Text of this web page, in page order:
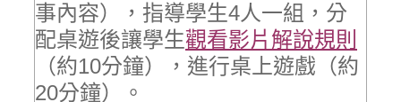
事內容），指導學生4人一組，分
配桌遊後讓學生觀看影片解說規則
（約10分鐘），進行桌上遊戲（約
20分鐘）。